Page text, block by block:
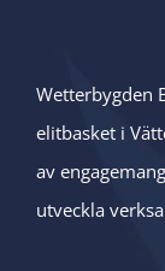
Wetterbygden
elitbasket i
av
utveckla